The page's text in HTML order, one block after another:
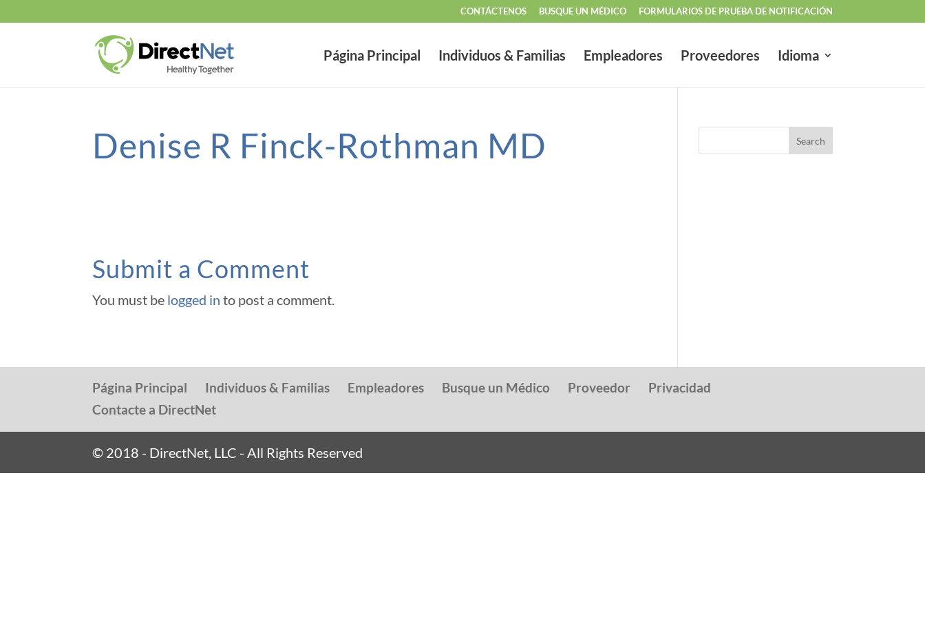
CONTÁCTENOS BUSQUE UN MÉDICO FORMULARIOS DE PRUEBA DE NOTIFICACIÓN
Página Principal Individuos & Familias Empleadores Proveedores Idioma
Denise R Finck-Rothman MD
Submit a Comment
You must be logged in to post a comment.
Página Principal Individuos & Familias Empleadores Busque un Médico Proveedor
Privacidad
Contacte a DirectNet
© 2018 - DirectNet, LLC - All Rights Reserved